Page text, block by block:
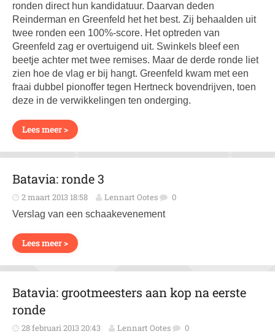
ronden direct hun kandidatuur. Daarvan deden
Reinderman en Greenfeld het het best. Zij behaalden uit
twee ronden een 100%-score. Het optreden van
Greenfeld zag er overtuigend uit. Swinkels bleef een
beetje achter met twee remises. Maar de derde ronde liet
zien hoe de vlag er bij hangt. Greenfeld kwam met een
fraai dubbel pionoffer tegen Hertneck bovendrijven, toen
deze in de verwikkelingen ten onderging.
Lees meer >
Batavia: ronde 3
2 maart 2013 18:58 Lennart Ootes 0
Verslag van een schaakevenement
Lees meer >
Batavia: grootmeesters aan kop na eerste
ronde
28 februari 2013 20:43 Lennart Ootes 0